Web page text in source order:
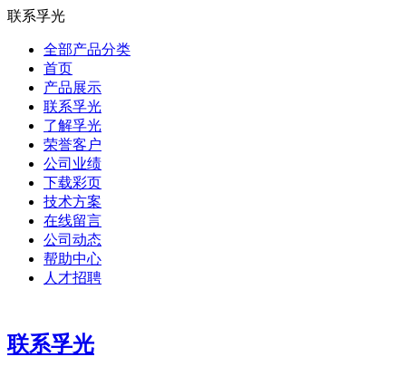
联系孚光
全部产品分类
首页
产品展示
联系孚光
了解孚光
荣誉客户
公司业绩
下载彩页
技术方案
在线留言
公司动态
帮助中心
人才招聘
联系孚光